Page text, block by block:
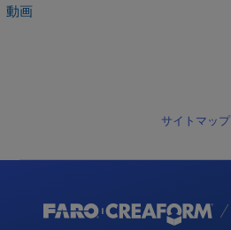
動画
サイトマップ